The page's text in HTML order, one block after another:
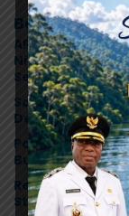
Berita
ARUN Papua
Nilai Pernyataan
Sentuh Akar
Sambangi
Dengarkan
Polsek Sentani
Bulutangkis
Resmi Dilantik,
Stabilitas